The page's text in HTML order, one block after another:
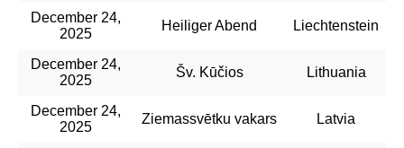
December 24,
2025
Heiliger Abend Liechtenstein
December 24,
2025
Šv. Kūčios Lithuania
December 24,
2025
Ziemassvētku vakars Latvia